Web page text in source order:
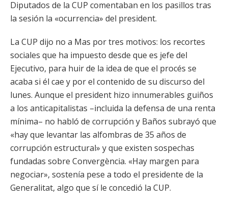
Diputados de la CUP comentaban en los pasillos tras
la sesión la «ocurrencia» del president.
La CUP dijo no a Mas por tres motivos: los recortes
sociales que ha impuesto desde que es jefe del
Ejecutivo, para huir de la idea de que el procés se
acaba si él cae y por el contenido de su discurso del
lunes. Aunque el president hizo innumerables guiños
a los anticapitalistas –incluida la defensa de una renta
mínima– no habló de corrupción y Baños subrayó que
«hay que levantar las alfombras de 35 años de
corrupción estructural» y que existen sospechas
fundadas sobre Convergència. «Hay margen para
negociar», sostenía pese a todo el presidente de la
Generalitat, algo que sí le concedió la CUP.